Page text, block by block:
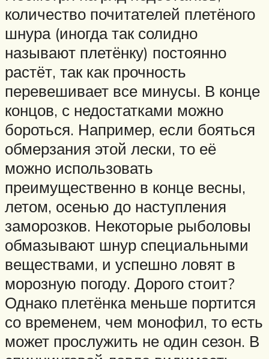
количество почитателей плетёного
шнура (иногда так солидно
называют плетёнку) постоянно
растёт, так как прочность
перевешивает все минусы. В конце
концов, с недостатками можно
бороться. Например, если бояться
обмерзания этой лески, то её
можно использовать
преимущественно в конце весны,
летом, осенью до наступления
заморозков. Некоторые рыболовы
обмазывают шнур специальными
веществами, и успешно ловят в
морозную погоду. Дорого стоит?
Однако плетёнка меньше портится
со временем, чем монофил, то есть
может прослужить не один сезон. В